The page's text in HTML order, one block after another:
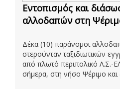
Εντοπισμός και
αλλοδαπών στη
Δέκα (10) παράνομοι
στερούνταν ταξιδιωτικών
από πλωτό περιπολικό Λ.Σ.-
σήμερα, στη νήσο Ψέριμο και